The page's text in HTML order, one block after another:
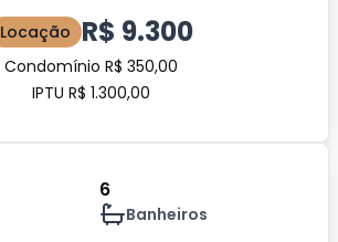
Locação R$ 9.300
Condomínio R$ 350,00
IPTU R$ 1.300,00
6
Banheiros